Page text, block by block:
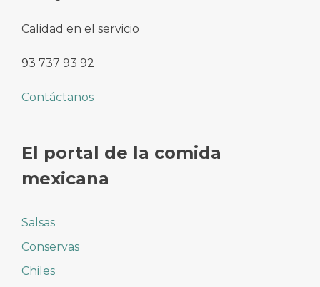
Calidad en el servicio
93 737 93 92
Contáctanos
El portal de la comida
mexicana
Salsas
Conservas
Chiles